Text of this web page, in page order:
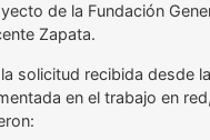
de la Fundación
Zapata.
solicitud recibida desde
en el trabajo en